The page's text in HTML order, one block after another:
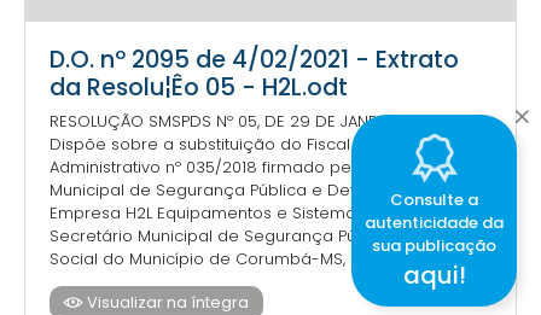
D.O. nº 2095 de 4/02/2021 - Extrato
da Resolu¦Êo 05 - H2L.odt
RESOLUÇÃO SMSPDS Nº 05, DE 29 DE JANEIRO DE 2021
Dispõe sobre a substituição do Fiscal do Contrato
Administrativo nº 035/2018 firmado pela Secretaria
Municipal de Segurança Pública e Defesa Social e a
Empresa H2L Equipamentos e Sistemas LTDA. O
Secretário Municipal de Segurança Pública e Defesa
Social do Município de Corumbá-MS, no uso das atr...
Visualizar na íntegra
Consulte a
autenticidade da
sua publicação
aqui!